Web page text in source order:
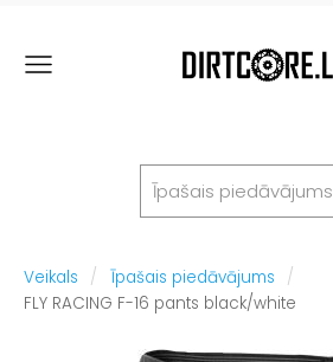
Īpašais piedāvājums
Veikals
Īpašais piedāvājums
FLY RACING F-16 pants black/white